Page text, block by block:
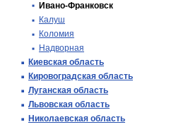
Ивано-Франковск
Калуш
Коломия
Надворная
Киевская область
Кировоградская область
Луганская область
Львовская область
Николаевская область